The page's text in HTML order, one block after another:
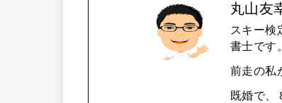
丸山友
スキー検
書士です。
前走の私
既婚で、